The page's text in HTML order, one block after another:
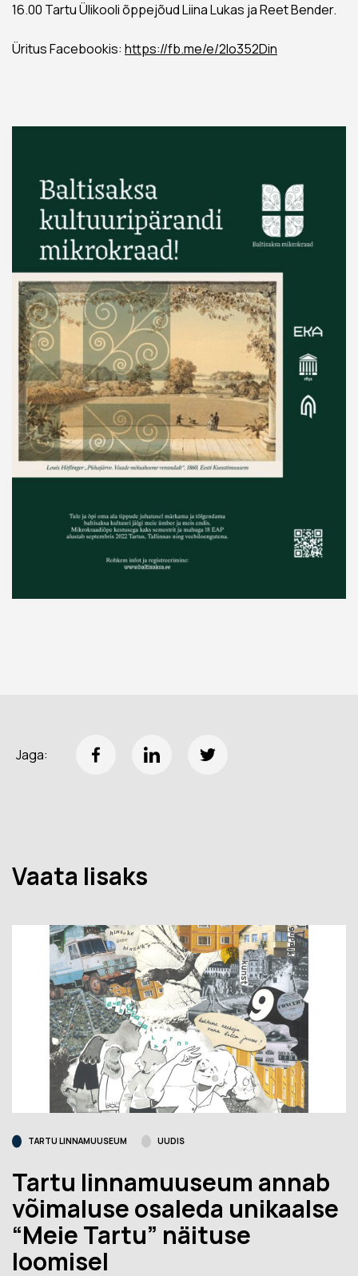
16.00 Tartu Ülikooli õppejõud Liina Lukas ja Reet Bender.
Üritus Facebookis: https://fb.me/e/2Io352Din
Jaga:
Vaata lisaks
TARTU LINNAMUUSEUM UUDIS
Tartu linnamuuseum annab
võimaluse osaleda unikaalse
“Meie Tartu” näituse
loomisel